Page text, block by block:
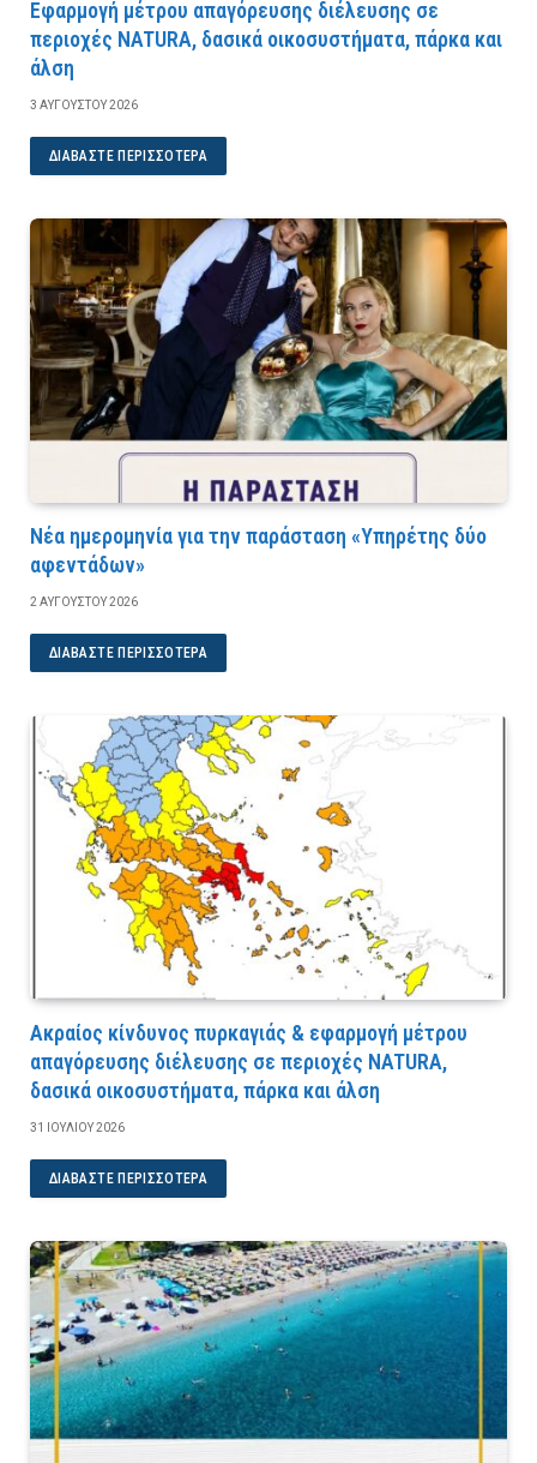
Εφαρμογή μέτρου απαγόρευσης διέλευσης σε
περιοχές NATURA, δασικά οικοσυστήματα, πάρκα και
άλση
3 ΑΥΓΟΎΣΤΟΥ 2026
ΔΙΑΒΆΣΤΕ ΠΕΡΙΣΣΌΤΕΡΑ
Νέα ημερομηνία για την παράσταση «Υπηρέτης δύο
αφεντάδων»
2 ΑΥΓΟΎΣΤΟΥ 2026
ΔΙΑΒΆΣΤΕ ΠΕΡΙΣΣΌΤΕΡΑ
Ακραίος κίνδυνος πυρκαγιάς & εφαρμογή μέτρου
απαγόρευσης διέλευσης σε περιοχές NATURA,
δασικά οικοσυστήματα, πάρκα και άλση
31 ΙΟΥΛΊΟΥ 2026
ΔΙΑΒΆΣΤΕ ΠΕΡΙΣΣΌΤΕΡΑ